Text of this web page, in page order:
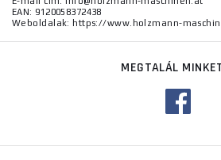
EAN: 9120058372438
Weboldalak: https://www.holzmann-
MEGTALÁL